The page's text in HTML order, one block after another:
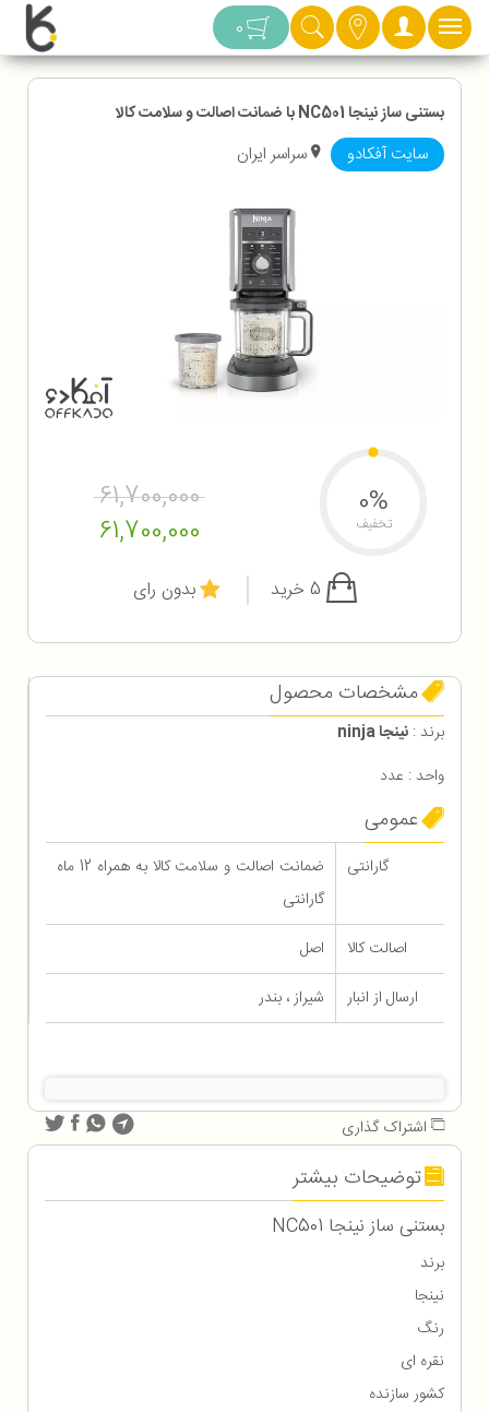
دسته بندی 0
بستنی ساز نینجا NC501 با ضمانت اصالت و سلامت کالا
سایت آفکادو سراسر ایران
61,700,000
61,700,000
0%
تخفیف
بدون رای
مشخصات محصول
برند : نینجا ninja
واحد : عدد
عمومی
گارانتی
ضمانت اصالت و سلامت کالا به همراه 12 ماه
گارانتی
اصالت کالا
اصل
ارسال از انبار
شیراز ، بندر
اشتراک گذاری
توضیحات بیشتر
بستنی ساز نینجا NC501
برند
نینجا
رنگ
نقره ای
کشور سازنده